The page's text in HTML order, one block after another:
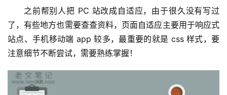
之前帮别人把 PC 站改成自适应，由于很久没有写过
了，有些地方也需要查查资料，页面自适应主要用于响应式
站点、手机移动端 app 较多，最重要的就是 css 样式，要
注意细节不断尝试，需要熟练掌握！